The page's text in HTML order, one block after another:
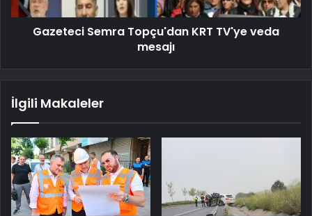
Gazeteci Semra Topçu'dan KRT TV'ye veda
mesajı
İlgili Makaleler